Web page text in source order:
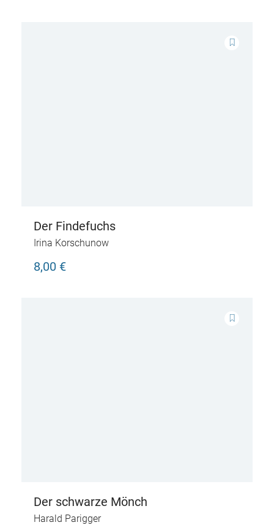
Der Findefuchs
Irina Korschunow
8,00 €
Der schwarze Mönch
Harald Parigger